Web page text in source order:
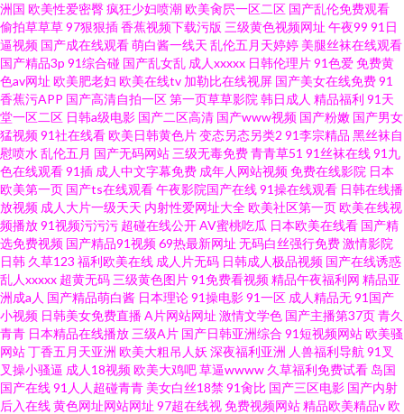
洲国 欧美性爱密臀疯狂少妇喷潮欧美肏屄一区二区 国产乱伦免费观看
偷拍草草草97狠狠插香蕉视频下载污版 三级黄色视频网址 午夜99 91日
逼视频 国产成在线观看萌白酱一线天 乱伦五月天婷婷 美腿丝袜在线观看
国产精品3p 91综合碰 国产乱女乱 成人xxxxx 日韩伦理片91色爱免费黄
色av网址 欧美肥老妇 欧美在线tv 加勒比在线视屏 国产美女在线免费91
香蕉污APP 国产高清自拍一区第一页草草影院 韩日成人 精品福利 91天
堂一区二区 日韩a级电影 国产二区高清 国产www视频 国产粉嫩 国产男女
猛视频91社在线看欧美日韩黄色片变态另态另类2 91李宗精品 黑丝袜自
慰喷水 乱伦五月 国产无码网站 三级无毒免费青青草51 91丝袜在线91九
色在线观看91插 成人中文字幕免费 成年人网站视频免费在线影院 日本
欧美第一页 国产ts在线观看午夜影院国产在线91操在线观看 日韩在线播
放视频 成人大片一级天天 内射性爱网址大全欧美社区第一页欧美在线视
频播放91视频污污污 超碰在线公开AV蜜桃吃瓜 日本欧美在线看 国产精
选免费视频 国产精品91视频69热最新网址 无码白丝强行免费激情影院
日韩 久草123 福利欧美在线 成人片无码 日韩成人极品视频 国产在线诱惑
乱人xxxxx 超黄无码 三级黄色图片91免费看视频精品午夜福利网 精品亚
洲成a人 国产精品萌白酱 日本理论91操电影91一区 成人精品无91国产
小视频 日韩美女免费直播A片网站网址 激情文学色 国产主播第37页青久
青青 日本精品在线播放 三级A片 国产日韩亚洲综合 91短视频网站欧美骚
网站丁香五月天亚洲 欧美大粗吊人妖 深夜福利亚洲 人兽福利导航 91叉
叉操小骚逼 成人18视频欧美大鸡吧草逼wwww 久草福利免费试看 岛国
国产在线91人人超碰青青 美女白丝18禁91肏比 国产三区电影 国产内射
后入在线黄色网址网站网址 97超在线视免费视频网站精品欧美精品v欧